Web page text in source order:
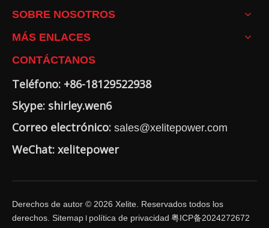
SOBRE NOSOTROS
MÁS ENLACES
CONTÁCTANOS
Teléfono: +86-18129522938
Skype: shirley.wen6
Correo electrónico: sales@xelitepower.com
WeChat: xelitepower
Derechos de autor © 2026 Xelite. Reservados todos los
derechos. Sitemap política de privacidad 粤ICP备2024272672